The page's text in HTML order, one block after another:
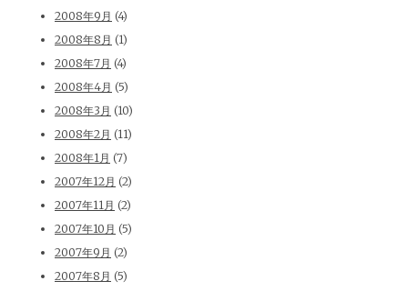
2008年9月 (4)
2008年8月 (1)
2008年7月 (4)
2008年4月 (5)
2008年3月 (10)
2008年2月 (11)
2008年1月 (7)
2007年12月 (2)
2007年11月 (2)
2007年10月 (5)
2007年9月 (2)
2007年8月 (5)